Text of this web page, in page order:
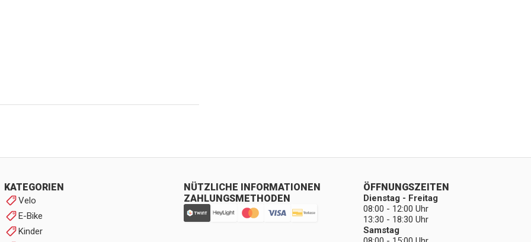
KATEGORIEN
Velo
E-Bike
Kinder
NÜTZLICHE INFORMATIONEN
ZAHLUNGSMETHODEN
ÖFFNUNGSZEITEN
Dienstag - Freitag
08:00 - 12:00 Uhr
13:30 - 18:30 Uhr
Samstag